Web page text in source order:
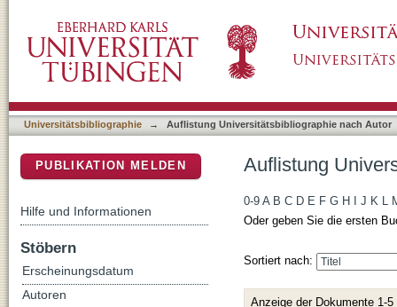
Universitätsbibliographie → Auflistung Universitätsbibliographie nach Autor
Auflistung
0-9 A B C D E F G H J K L
Oder geben Sie die ersten
Sortiert nach:
Anzeige der Dokumente 1-5
PUBLIKATION MELDEN
Hilfe und Informationen
Stöbern
Erscheinungsdatum
Autoren